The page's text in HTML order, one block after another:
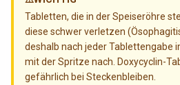
Tabletten, die in der Speiseröhre
diese schwer verletzen
deshalb nach jeder Tablettengabe
mit der Spritze nach. Doxycyclin-
gefährlich bei Steckenbleiben.